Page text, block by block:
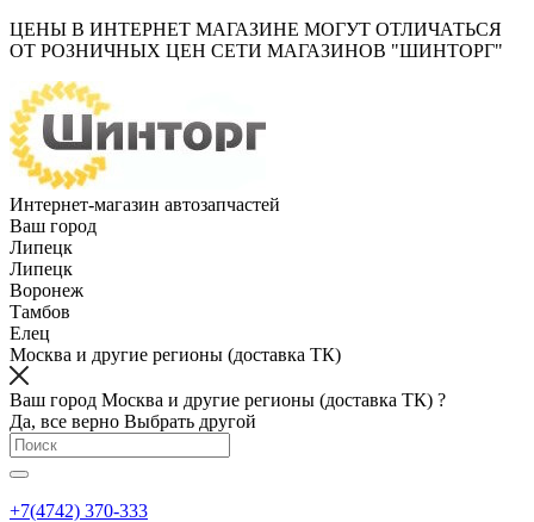
ЦЕНЫ В ИНТЕРНЕТ МАГАЗИНЕ МОГУТ ОТЛИЧАТЬСЯ
ОТ РОЗНИЧНЫХ ЦЕН СЕТИ МАГАЗИНОВ "ШИНТОРГ"
Интернет-магазин автозапчастей
Ваш город
Липецк
Липецк
Воронеж
Тамбов
Елец
Москва и другие регионы (доставка ТК)
Ваш город Москва и другие регионы (доставка ТК) ?
Да, все верно Выбрать другой
+7(4742) 370-333